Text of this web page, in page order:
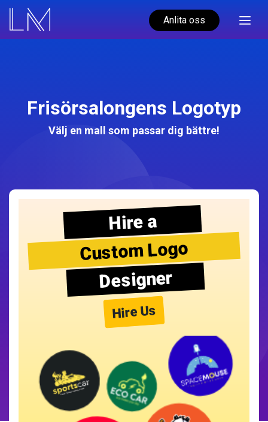
Anlita oss
Frisörsalongens Logotyp
Välj en mall som passar dig bättre!
Hire a
Custom Logo
Designer
Hire Us